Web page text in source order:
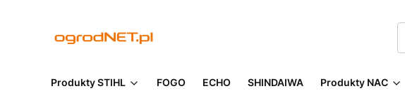
Produkty STIHL FOGO ECHO SHINDAIWA Produkty NAC